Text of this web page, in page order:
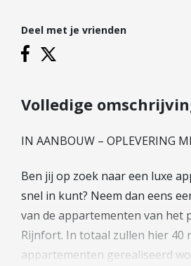
Banken
Duurzame hypotheek
Contact
Leer ons kennen
Ons Team
Vacatures
Blog
Deel met je vrienden
Volledige
IN AANBOUW – OPLEVERING
Ben jij op zoek naar een luxe
snel in kunt? Neem dan eens
van de appartementen van het
Rijnfort. In totaal zullen hier 40
appartementen gerealiseerd